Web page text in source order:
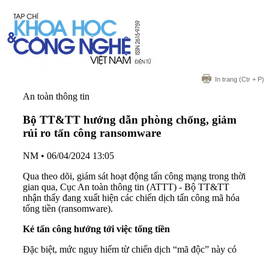
In trang (Ctr + P)
An toàn thông tin
Bộ TT&TT hướng dẫn phòng chống, giảm
rủi ro tấn công ransomware
NM • 06/04/2024 13:05
Qua theo dõi, giám sát hoạt động tấn công mạng trong thời
gian qua, Cục An toàn thông tin (ATTT) - Bộ TT&TT
nhận thấy đang xuất hiện các chiến dịch tấn công mã hóa
tống tiền (ransomware).
Kẻ tấn công hướng tới việc tống tiền
Đặc biệt, mức nguy hiểm từ chiến dịch “mã độc” này có